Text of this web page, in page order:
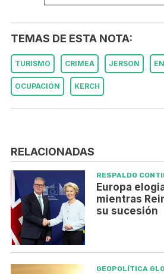
TEMAS DE ESTA NOTA:
TURISMO CRIMEA JERSON
OCUPACIÓN KERCH
RELACIONADAS
RESPALDO
Europa
mientras
su sucesión
GEOPOLÍTICA